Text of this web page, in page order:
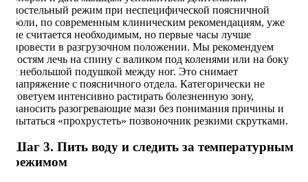
постельный режим при неспецифической поясничной
боли, по современным клиническим рекомендациям, уже
не считается необходимым, но первые часы лучше
провести в разгрузочном положении. Мы рекомендуем
гостям лечь на спину с валиком под коленями или на боку
с небольшой подушкой между ног. Это снимает
напряжение с поясничного отдела. Категорически не
советуем интенсивно растирать болезненную зону,
наносить разогревающие мази без понимания причины и
пытаться «прохрустеть» позвоночник резкими скрутками.
Шаг 3. Пить воду и следить за температурным
режимом